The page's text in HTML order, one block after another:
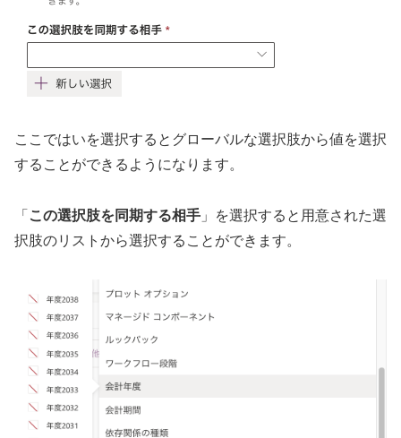
ここではいを選択するとグローバルな選択肢から値を選択
することができるようになります。
「 この選択肢を同期する相手 」を選択すると用意された選
択肢のリストから選択することができます。